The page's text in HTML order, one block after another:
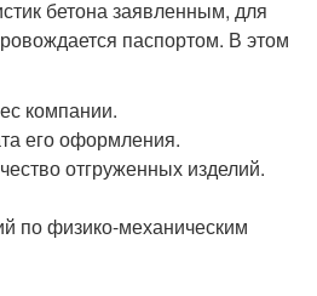
бетона заявленным, для
паспортом. В этом
компании.
его оформления.
отгруженных изделий.
по физико-механическим